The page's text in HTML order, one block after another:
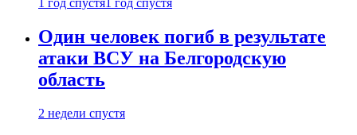
1 год спустя 1 год спустя
Один человек погиб в результате
атаки ВСУ на Белгородскую
область
2 недели спустя